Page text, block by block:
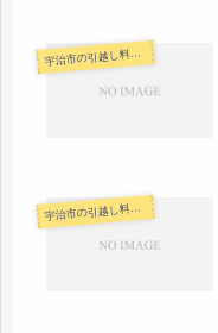
宇治市の引越し料金・代金相場・見積り情報
宇治市の引越し料金・代金相場・見積り情報